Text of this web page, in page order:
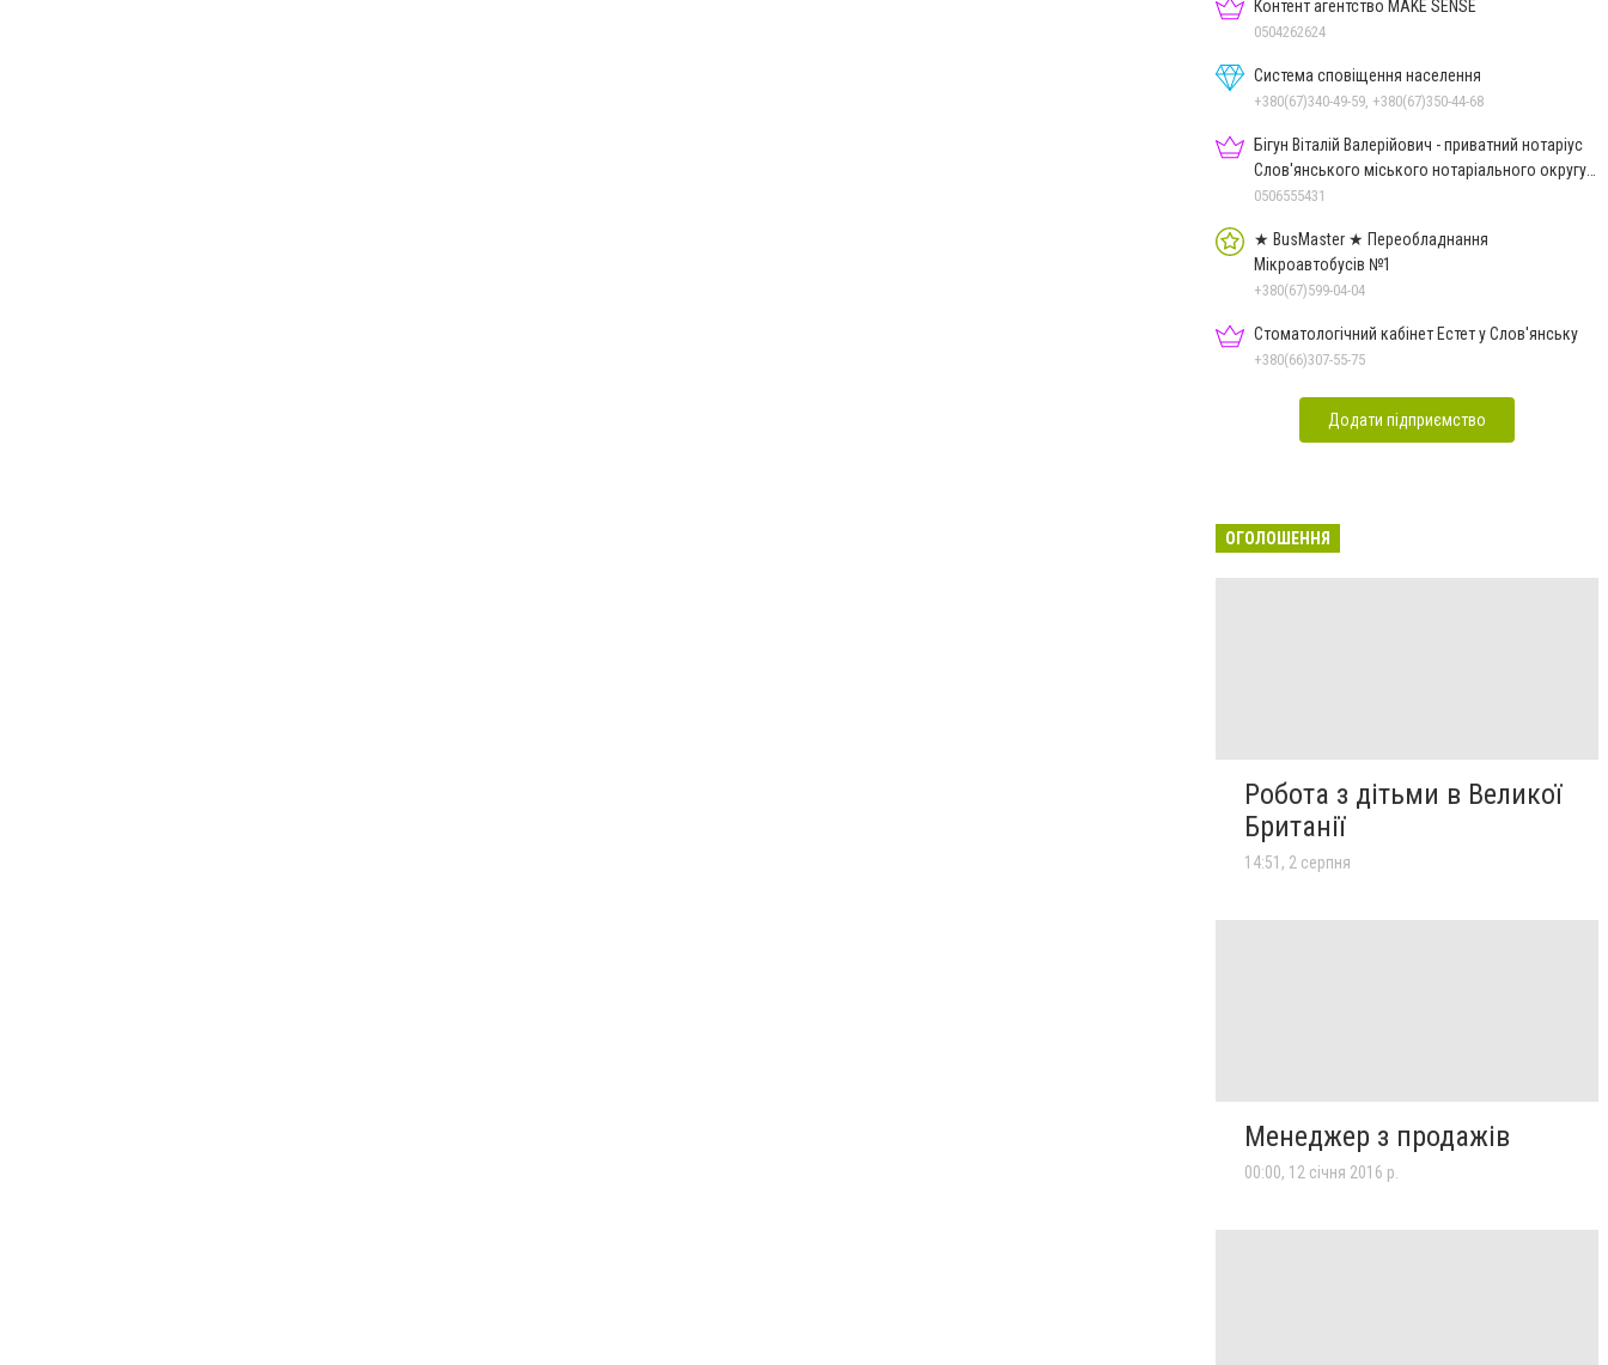
Контент агентство MAKE SENSE
0504262624
Система сповіщення населення
+380(67)340-49-59, +380(67)350-44-68
Бігун Віталій Валерійович - приватний нотаріус
Слов'янського міського нотаріального округу
Дон.обл.
0506555431
★ BusMaster ★ Переобладнання
Мікроавтобусів №1
+380(67)599-04-04
Стоматологічний кабінет Естет у Слов'янську
+380(66)307-55-75
Додати підприємство
ОГОЛОШЕННЯ
Робота з дітьми в Великої
Британії
14:51, 2 серпня
Менеджер з продажів
00:00, 12 січня 2016 р.